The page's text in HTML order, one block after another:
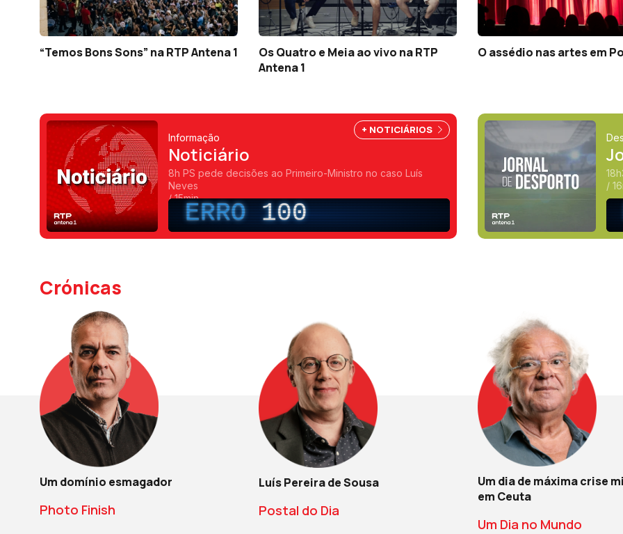
“Temos Bons Sons” na RTP Antena 1
Os Quatro e Meia ao vivo na RTP
Antena 1
O assédio nas artes em
Informação
Noticiário
8h PS pede decisões ao Primeiro-Ministro no caso Luís
Neves
/ 15min
ERRO 100
+ NOTICIÁRIOS
/
Crónicas
Um domínio esmagador
Photo Finish
Luís Pereira de Sousa
Postal do Dia
Um dia de máxima crise
em Ceuta
Um Dia no Mundo